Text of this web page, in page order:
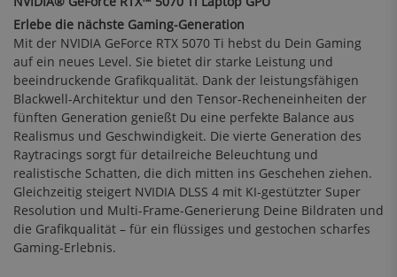
Erlebe die nächste Gaming-Generation
Mit der NVIDIA GeForce RTX 5070 Ti hebst du Dein Gaming
auf ein neues Level. Sie bietet dir starke Leistung und
beeindruckende Grafikqualität. Dank der leistungsfähigen
Blackwell-Architektur und den Tensor-Recheneinheiten der
fünften Generation genießt Du eine perfekte Balance aus
Realismus und Geschwindigkeit. Die vierte Generation des
Raytracings sorgt für detailreiche Beleuchtung und
realistische Schatten, die dich mitten ins Geschehen ziehen.
Gleichzeitig steigert NVIDIA DLSS 4 mit KI-gestützter Super
Resolution und Multi-Frame-Generierung Deine Bildraten und
die Grafikqualität – für ein flüssiges und gestochen scharfes
Gaming-Erlebnis.